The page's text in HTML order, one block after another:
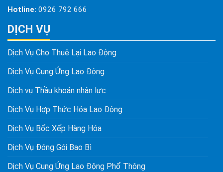
Hotline: 0926 792 666
DỊCH VỤ
Dịch Vụ Cho Thuê Lại Lao Động
Dịch Vụ Cung Ứng Lao Động
Dịch vụ Thầu khoán nhân lực
Dịch Vụ Hợp Thức Hóa Lao Động
Dịch Vụ Bốc Xếp Hàng Hóa
Dịch Vụ Đóng Gói Bao Bì
Dịch Vụ Cung Ứng Lao Động Phổ Thông